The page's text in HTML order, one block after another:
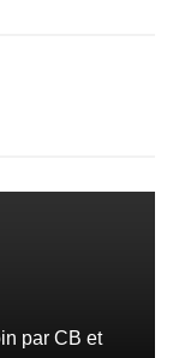
par CB et